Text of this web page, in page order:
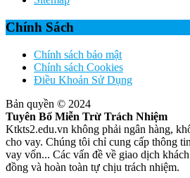
Chính Sách
Chính sách bảo mật
Chính sách Cookies
Điều Khoản Sử Dụng
Bản quyền © 2024
Tuyên Bố Miễn Trừ Trách Nhiệm
Ktkts2.edu.vn không phải ngân hàng,
cho vay. Chúng tôi chỉ cung cấp thông
vay vốn... Các vấn đề về giao dịch
đồng và hoàn toàn tự chịu trách nhiệm.